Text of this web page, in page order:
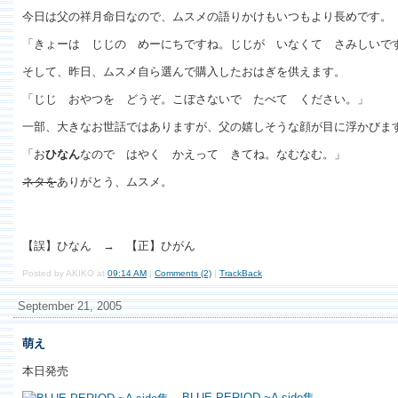
今日は父の祥月命日なので、ムスメの語りかけもいつもより長めです。
「きょーは じじの めーにちですね。じじが いなくて さみしいで
そして、昨日、ムスメ自ら選んで購入したおはぎを供えます。
「じじ おやつを どうぞ。こぼさないで たべて ください。」
一部、大きなお世話ではありますが、父の嬉しそうな顔が目に浮かびま
「おひなんなので はやく かえって きてね。なむなむ。」
ネタをありがとう、ムスメ。
【誤】ひなん → 【正】ひがん
Posted by AKIKO at 09:14 AM | Comments (2) | TrackBack
September 21, 2005
萌え
本日発売